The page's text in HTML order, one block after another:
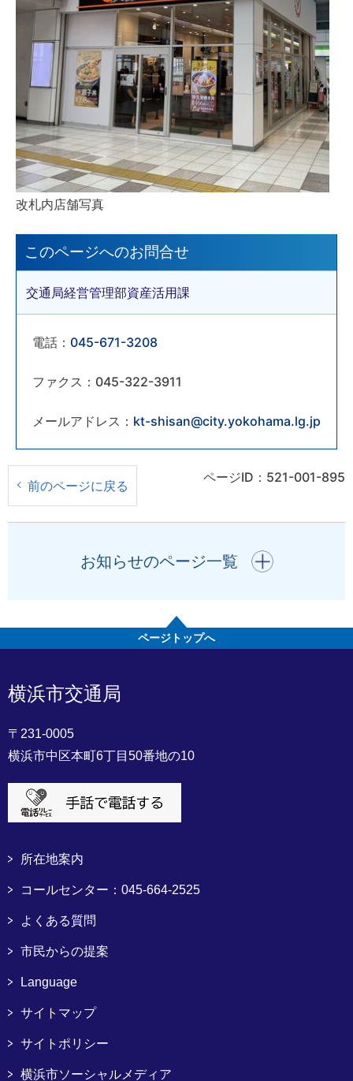
改札内店舗写真
このページへのお問合せ
交通局経営管理部資産活用課
電話： 045-671-3208
ファクス：045-322-3911
メールアドレス： kt-shisan@city.yokohama.lg.jp
前のページに戻る
ページID：521-001-895
お知らせのページ一覧
開く
ページトップへ
横浜市交通局
〒231-0005
横浜市中区本町6丁目50番地の10
所在地案内
コールセンター：045-664-2525
よくある質問
市民からの提案
Language
サイトマップ
サイトポリシー
横浜市ソーシャルメディア